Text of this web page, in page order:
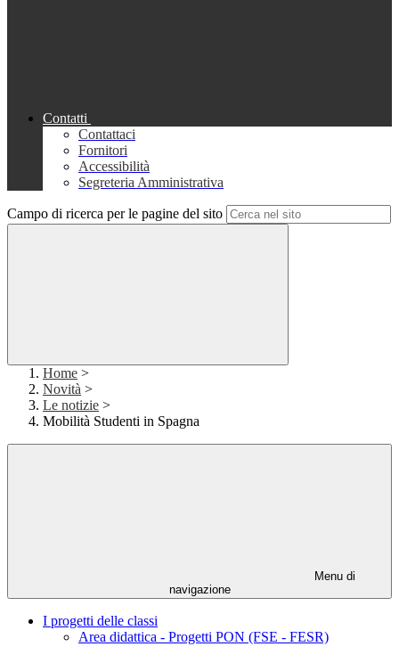
Contatti
Contattaci
Fornitori
Accessibilità
Segreteria Amministrativa
Campo di ricerca per le pagine del sito
Home >
Novità >
Le notizie >
Mobilità Studenti in Spagna
Menu di
navigazione
I progetti delle classi
Area didattica - Progetti PON (FSE - FESR)